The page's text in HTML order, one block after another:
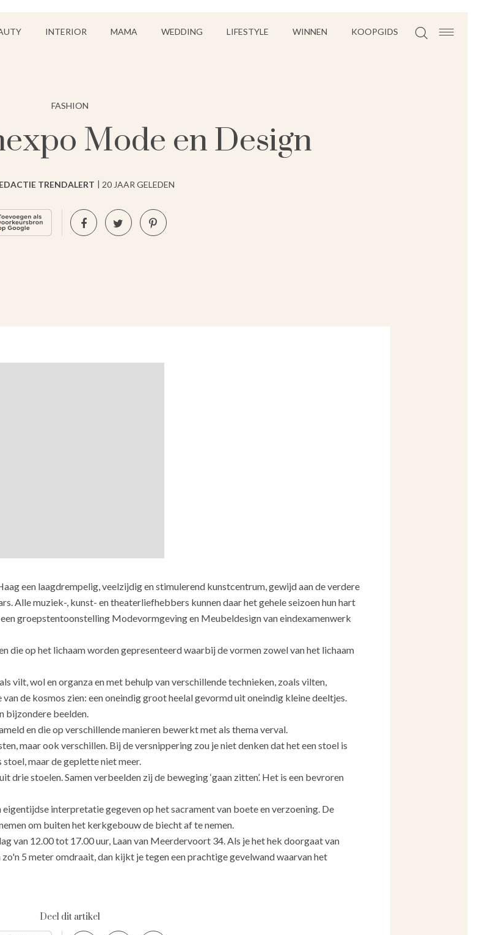
INTERIOR MAMA WEDDING LIFESTYLE WINNEN KOOPGIDS
FASHION
Mode en Design
TRENDALERT 20 JAAR GELEDEN
een laagdrempelig, veelzijdig en stimulerend kunstcentrum, gewijd aan de verdere
Alle muziek-, kunst- en theaterliefhebbers kunnen daar het gehele seizoen hun hart
groepstentoonstelling Modevormgeving en Meubeldesign van eindexamenwerk
die op het lichaam worden gepresenteerd waarbij de vormen zowel van het lichaam
vilt, wol en organza en met behulp van verschillende technieken, zoals vilten,
de kosmos zien: een oneindig groot heelal gevormd uit oneindig kleine deeltjes.
bijzondere beelden.
en die op verschillende manieren bewerkt met als thema verval.
maar ook verschillen. Bij de versnippering zou je niet denken dat het een stoel is
maar de geplette niet meer.
drie stoelen. Samen verbeelden zij de beweging ‘gaan zitten’. Het is een bevroren
interpretatie gegeven op het sacrament van boete en verzoening. De
om buiten het kerkgebouw de biecht af te nemen.
van 12.00 tot 17.00 uur, Laan van Meerdervoort 34. Als je het hek doorgaat van
5 meter omdraait, dan kijkt je tegen een prachtige gevelwand waarvan het
Deel dit artikel